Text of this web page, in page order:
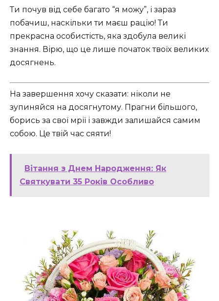
Ти почув від себе багато “я можу”, і зараз
побачиш, наскільки ти маєш рацію! Ти
прекрасна особистість, яка здобула великі
знання. Вірю, що це лише початок твоїх великих
досягнень.
На завершення хочу сказати: ніколи не
зупиняйся на досягнутому. Прагни більшого,
борись за свої мрії і завжди залишайся самим
собою. Це твій час сяяти!
Вітання з Днем Народження: Як
Святкувати 35 Років Особливо